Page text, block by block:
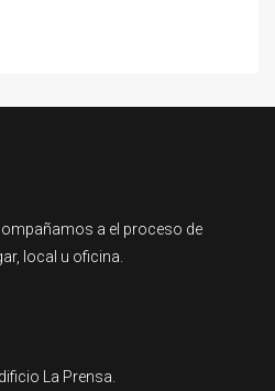
a el proceso de
local u oficina.
La Prensa.